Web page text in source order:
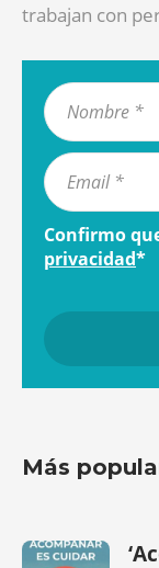
trabajan con
Confirmo
privacidad*
Más